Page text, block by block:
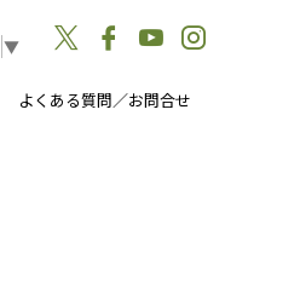
よくある質問／お問合せ
▼